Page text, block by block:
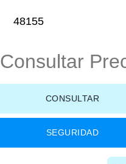
48155
Consultar
CONSULTAR
SEGURIDAD